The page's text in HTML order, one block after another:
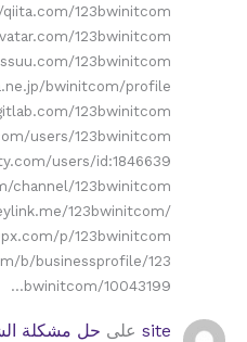
123bwinitcom
123bwinitcom
123bwinitcom
bwinitcom/profile
123bwinitcom
users/123bwinitcom
users/id:1846639
channel/123bwinitcom
123bwinitcom/
p/123bwinitcom
b/businessprofile/123
bwinitcom/10043199…
site على حل مشكلة